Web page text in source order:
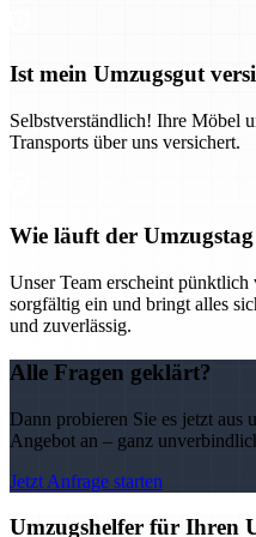
Ist mein Umzugsgut
Selbstverständlich! Ihre Möbel
Transports über uns versichert.
Wie läuft der
Unser Team erscheint
sorgfältig ein und bringt alles
und zuverlässig.
Alle Fragen geklärt?
Dann probieren Sie es jetzt
Angebot an – ganz
Jetzt Anfrage starten
Umzugshelfer für Ihren